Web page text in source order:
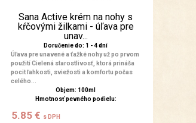
Sana Active krém na nohy s
kŕčovými žilkami - úľava pre
unav...
Doručenie do: 1 - 4 dní
Úľava pre unavené a ťažké nohy už po prvom
použití Cielená starostlivosť, ktorá prináša
pocit ľahkosti, sviežosti a komfortu počas
celého...
Objem: 100ml
Hmotnosť pevného podielu:
5.85 € s DPH